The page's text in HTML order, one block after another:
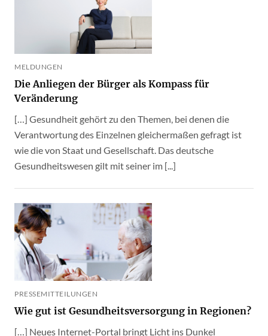
MELDUNGEN
Die Anliegen der Bürger als Kompass für
Veränderung
[…] Gesundheit gehört zu den Themen, bei denen die
Verantwortung des Einzelnen gleichermaßen gefragt ist
wie die von Staat und Gesellschaft. Das deutsche
Gesundheitswesen gilt mit seiner im [...]
PRESSEMITTEILUNGEN
Wie gut ist Gesundheitsversorgung in Regionen?
[…] Neues Internet-Portal bringt Licht ins Dunkel